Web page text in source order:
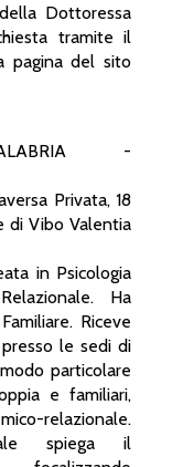
Dottoressa
tramite il
pagina del sito
-
Privata, 18
di Vibo Valentia
in Psicologia
Ha
Riceve
le sedi di
particolare
e familiari,
relazionale.
spiega il